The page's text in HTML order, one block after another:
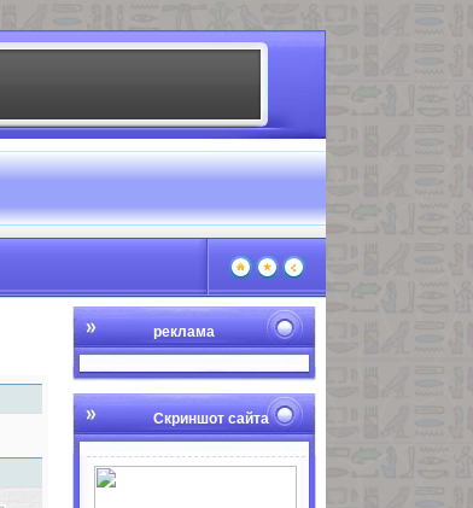
реклама
Скриншот сайта